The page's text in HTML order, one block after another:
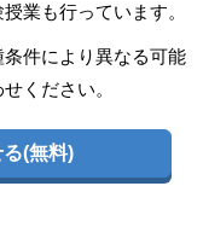
業も行っています。
件により異なる可能
ください。
(無料)